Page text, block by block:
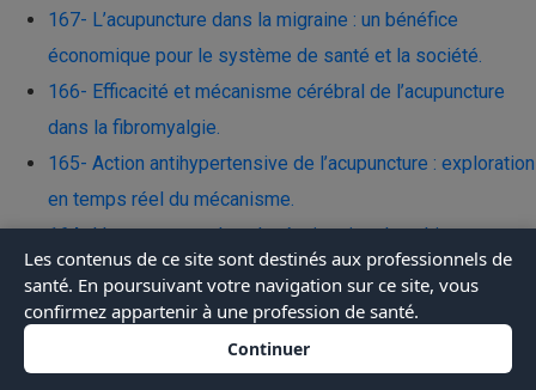
167- L’acupuncture dans la migraine : un bénéfice
économique pour le système de santé et la société.
166- Efficacité et mécanisme cérébral de l’acupuncture
dans la fibromyalgie.
165- Action antihypertensive de l’acupuncture : exploration
en temps réel du mécanisme.
164- L’acupuncture dans la réanimation des chiots
nouveau-nés après césarienne.
163- Efficacité de l’acupuncture dans l’arthrose de la
cheville au stade initial.
162- Les exosomes : une détection immédiate de l’effet
Les contenus de ce site sont destinés aux professionnels de
santé. En poursuivant votre navigation sur ce site, vous
confirmez appartenir à une profession de santé.
Continuer